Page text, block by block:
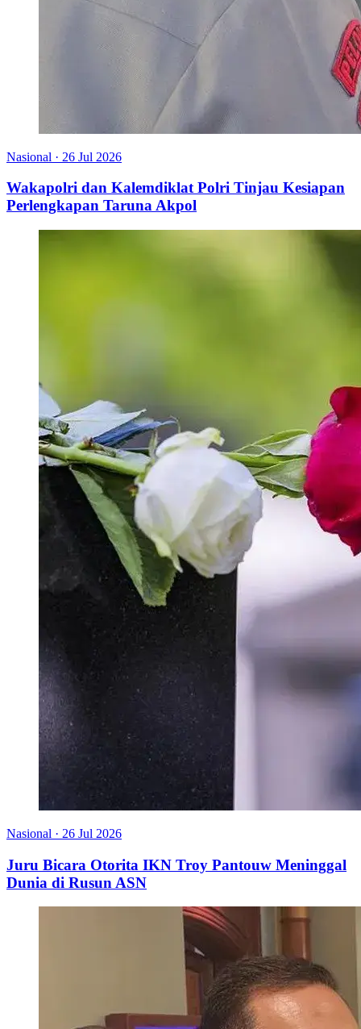
Nasional · 26 Jul 2026
Wakapolri dan Kalemdiklat Polri Tinjau Kesiapan
Perlengkapan Taruna Akpol
Nasional · 26 Jul 2026
Juru Bicara Otorita IKN Troy Pantouw Meninggal
Dunia di Rusun ASN